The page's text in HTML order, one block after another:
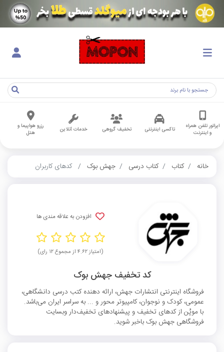
اپراتور تلفن همراه
و اینترنت
تاکسی اینترنتی تخفیف گروهی خدمات آنلاین
رزرو هواپیما و
هتل
خانه کتاب کتاب درسی جهش بوک کدهای کاربران
افزودن به علاقه مندی ها
(امتیاز ۴.۶۲ از مجموع ۱۲ رای)
کد تخفیف جهش بوک
فروشگاه اینترنتی انتشارات جهش، ارائه دهنده کتب درسی دانشگاهی،
عمومی، کودک و نوجوان، کامپیوتر محور و ... به سراسر ایران می‌باشد.
با موپُن از کدهای تخفیف و پیشنهادهای تخفیف‌دار وبسایت
فروشگاهی جهش بوک باخبر شوید.